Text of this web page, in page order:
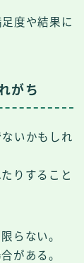
度や結果に
がち
いかもしれ
りすること
らない。
がある。